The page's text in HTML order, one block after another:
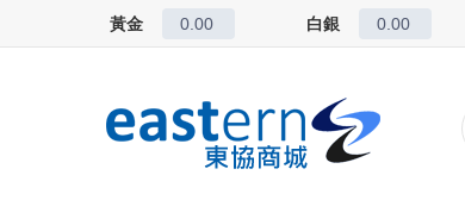
黃金 0.00 白銀 0.00